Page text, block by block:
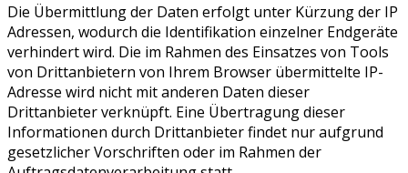
Die Übermittlung der Daten erfolgt unter Kürzung der IP
Adressen, wodurch die Identifikation einzelner Endgeräte
verhindert wird. Die im Rahmen des Einsatzes von Tools
von Drittanbietern von Ihrem Browser übermittelte IP-
Adresse wird nicht mit anderen Daten dieser
Drittanbieter verknüpft. Eine Übertragung dieser
Informationen durch Drittanbieter findet nur aufgrund
gesetzlicher Vorschriften oder im Rahmen der